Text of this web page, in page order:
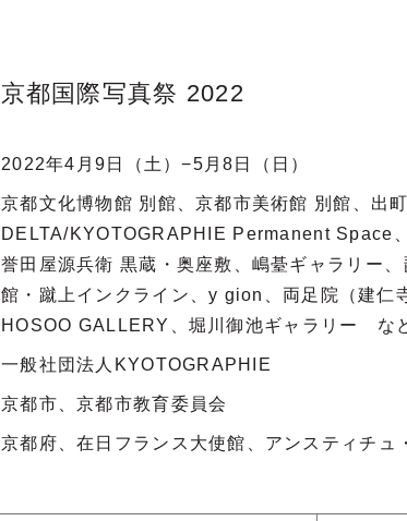
京都国際写真祭 2022
2022年4月9日（土）−5月8日（日）
京都文化博物館 別館、京都市美術館 別館、出町
DELTA/KYOTOGRAPHIE Permanent Space
誉田屋源兵衛 黒蔵・奥座敷、嶋䑓ギャラリー、
館・蹴上インクライン、y gion、両足院（建仁
HOSOO GALLERY、堀川御池ギャラリー な
一般社団法人KYOTOGRAPHIE
京都市、京都市教育委員会
京都府、在日フランス大使館、アンスティチュ